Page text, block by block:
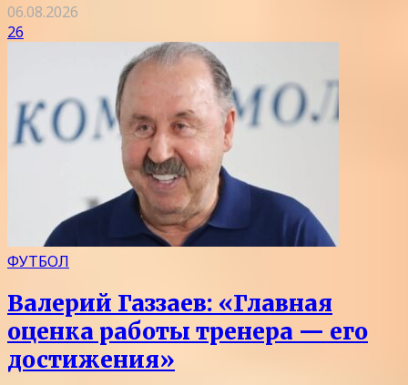
06.08.2026
26
ФУТБОЛ
Валерий Газзаев: «Главная
оценка работы тренера — его
достижения»